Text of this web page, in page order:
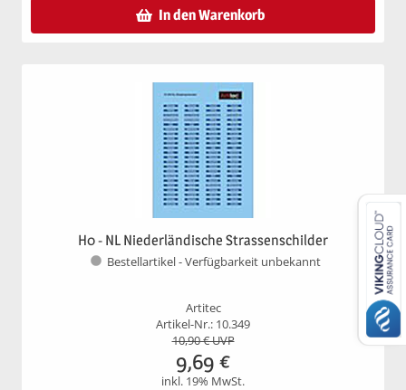
In den Warenkorb
H0 - NL Niederländische Strassenschilder
Bestellartikel - Verfügbarkeit unbekannt
Artitec
Artikel-Nr.: 10.349
10,90€ UVP
9,69 €
inkl. 19% MwSt.